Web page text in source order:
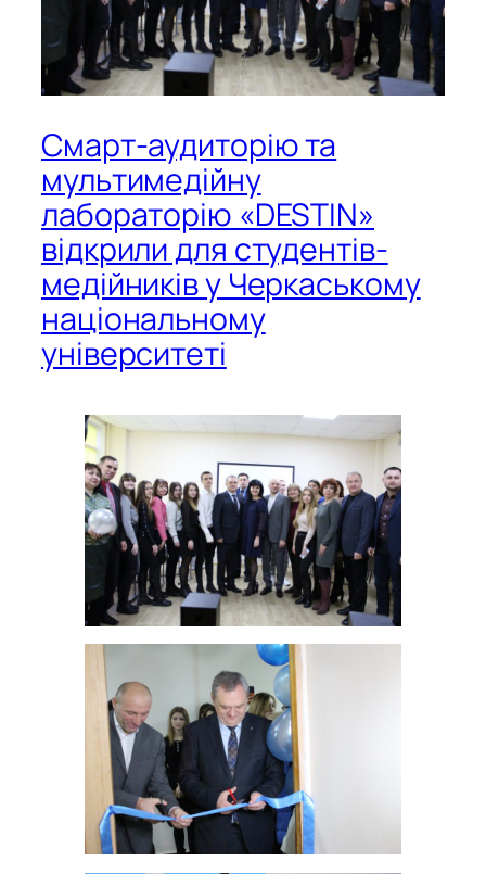
Смарт-аудиторію та
мультимедійну
лабораторію «DESTIN»
відкрили для студентів-
медійників у Черкаському
національному
університеті